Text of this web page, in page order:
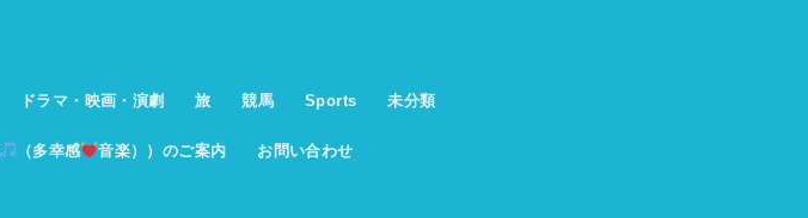
ドラマ・映画・演劇 旅 競馬 Sports 未分類
（多幸感 音楽））のご案内 お問い合わせ